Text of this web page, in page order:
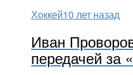
Хоккей10 лет назад
Иван
передачей за